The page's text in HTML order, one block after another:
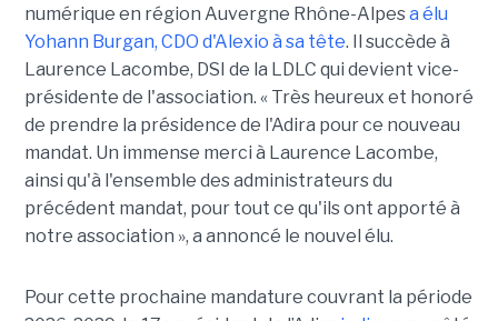
numérique en région Auvergne Rhône-Alpesa élu
Yohann Burgan, CDO d'Alexio à sa tête. Il succède à
Laurence Lacombe, DSI de la LDLC qui devient vice-
présidente de l'association. « Très heureux et honoré
de prendre la présidence de l'Adira pour ce nouveau
mandat. Un immense merci à Laurence Lacombe,
ainsi qu'à l'ensemble des administrateurs du
précédent mandat, pour tout ce qu'ils ont apporté à
notre association », a annoncé le nouvel élu.
Pour cette prochaine mandature couvrant la période